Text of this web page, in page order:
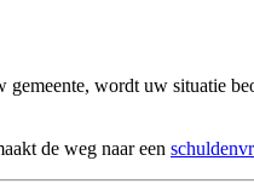
wordt uw situatie
de weg naar een